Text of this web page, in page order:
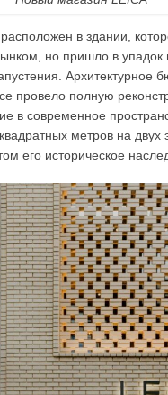
в здании,
но пришло в упадок
Архитектурное
провело полную
в современное
метров на двух
его историческое